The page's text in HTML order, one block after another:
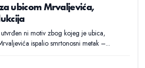
ubicom Mrvaljevića,
ni motiv zbog kojeg je ubica,
ispalio smrtonosni metak –...